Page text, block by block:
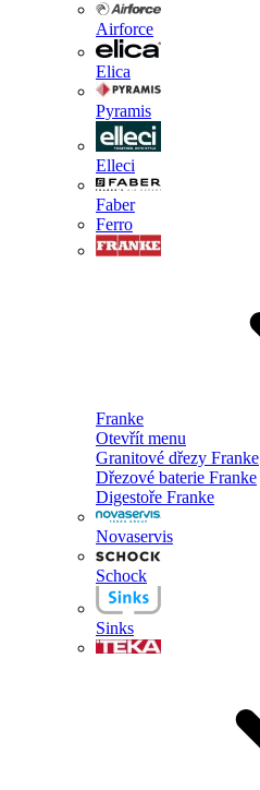
Airforce
Elica
Pyramis
Elleci
Faber
Ferro
Franke
Otevřít menu
Granitové dřezy Franke
Dřezové baterie Franke
Digestoře Franke
Novaservis
Schock
Sinks